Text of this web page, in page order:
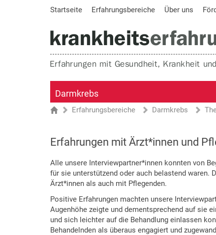
Startseite Erfahrungsbereiche Über uns
Darmkrebs
Sie sind hier
StartseiteErfahrungsbereiche Darmkrebs
Erfahrungen mit Ärzt*innen und
Alle unsere Interviewpartner*innen konnten von
für sie unterstützend oder auch belastend waren.
Ärzt*innen als auch mit Pflegenden.
Positive Erfahrungen machten unsere
Augenhöhe zeigte und dementsprechend auf sie
und sich leichter auf die Behandlung einlassen
Behandelnden als überaus engagiert und